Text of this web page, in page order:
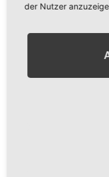
Handwerkskunst
02.
die fachgerechte
und sonstiger
der Nutzer